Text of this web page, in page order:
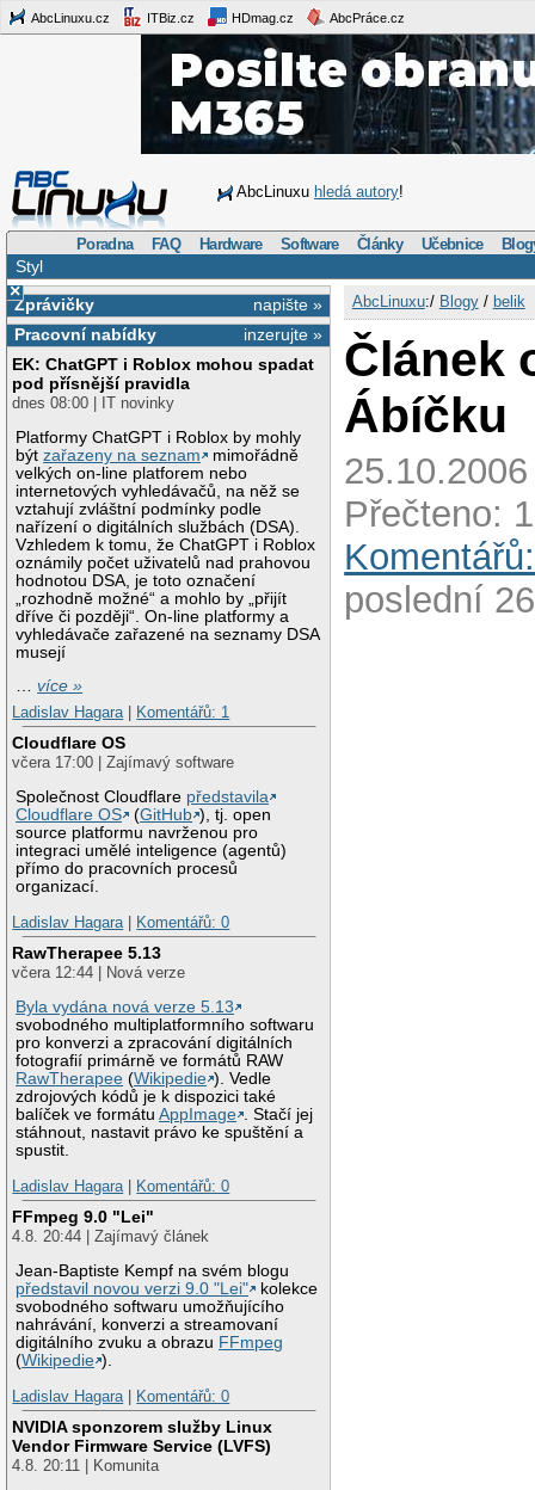
AbcLinuxu.cz ITBiz.cz HDmag.cz AbcPráce.cz
AbcLinuxu hledá autory!
Poradna FAQ Hardware Software Články Učebnice
Styl
×
napište »
Zprávičky
inzerujte »
Pracovní nabídky
EK: ChatGPT i Roblox mohou spadat
pod přísnější pravidla
dnes 08:00 | IT novinky
Platformy ChatGPT i Roblox by mohly
býtzařazeny na seznam
mimořádně
velkých on-line platforem nebo
internetových vyhledávačů, na něž se
vztahují zvláštní podmínky podle
nařízení o digitálních službách (DSA).
Vzhledem k tomu, že ChatGPT i Roblox
oznámily počet uživatelů nad prahovou
hodnotou DSA, je toto označení
„rozhodně možné“ a mohlo by „přijít
dříve či později“. On-line platformy a
vyhledávače zařazené na seznamy DSA
musejí
…více »
Ladislav Hagara
Komentářů: 1
Cloudflare OS
včera 17:00 | Zajímavý software
Společnost Cloudflare představila
Cloudflare OS
(GitHub ), tj. open
source platformu navrženou pro
integraci umělé inteligence (agentů)
přímo do pracovních procesů
organizací.
Ladislav Hagara
Komentářů: 0
RawTherapee 5.13
včera 12:44 | Nová verze
Byla vydána nová verze 5.13
svobodného multiplatformního softwaru
pro konverzi a zpracování digitálních
fotografií primárně ve formátů RAW
RawTherapee (Wikipedie ). Vedle
zdrojových kódů je k dispozici také
balíček ve formátuAppImage . Stačí jej
stáhnout, nastavit právo ke spuštění a
spustit.
Ladislav Hagara
Komentářů: 0
FFmpeg 9.0 "Lei"
4.8. 20:44 | Zajímavý článek
Jean-Baptiste Kempf na svém blogu
představil novou verzi 9.0 "Lei"
kolekce
svobodného softwaru umožňujícího
nahrávání, konverzi a streamovaní
digitálního zvuku a obrazu FFmpeg
(Wikipedie ).
Ladislav Hagara
Komentářů: 0
NVIDIA sponzorem služby Linux
Vendor Firmware Service (LVFS)
4.8. 20:11 | Komunita
AbcLinuxu:/ Blogy/ belik
Článek
Ábíčku
Přečteno:
poslední